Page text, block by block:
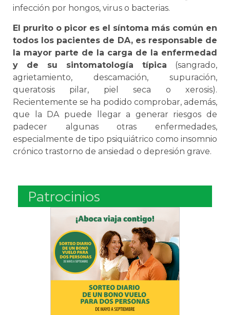
infección por hongos, virus o bacterias.
El prurito o picor es el síntoma más común en
todos los pacientes de DA, es responsable de
la mayor parte de la carga de la enfermedad
y de su sintomatología típica (sangrado,
agrietamiento, descamación, supuración,
queratosis pilar, piel seca o xerosis).
Recientemente se ha podido comprobar, además,
que la DA puede llegar a generar riesgos de
padecer algunas otras enfermedades,
especialmente de tipo psiquiátrico como insomnio
crónico trastorno de ansiedad o depresión grave.
Patrocinios